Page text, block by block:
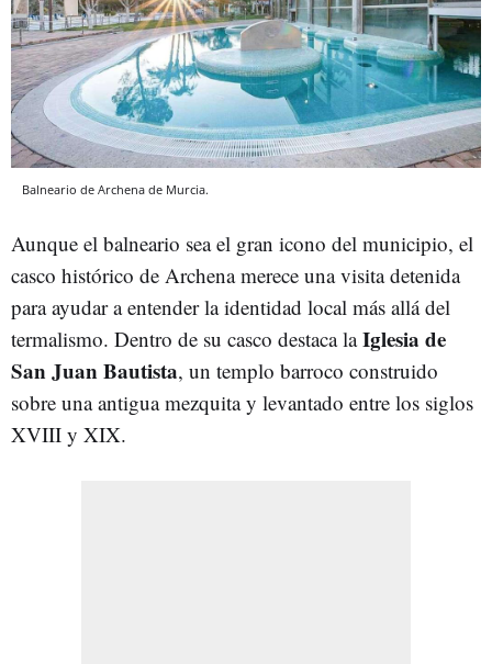
Balneario de Archena de Murcia.
Aunque el balneario sea el gran icono del municipio, el
casco histórico de Archena merece una visita detenida
para ayudar a entender la identidad local más allá del
termalismo. Dentro de su casco destaca laIglesia de
San Juan Bautista, un templo barroco construido
sobre una antigua mezquita y levantado entre los siglos
XVIII y XIX.